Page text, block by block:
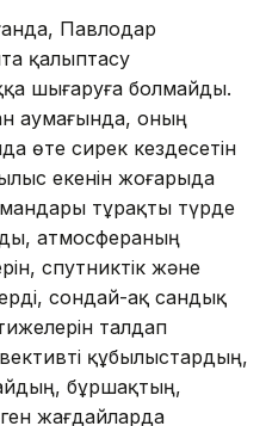
Павлодар
қалыптасу
шығаруға болмайды.
аумағында, оның
өте сирек кездесетін
екенін жоғарыда
тұрақты түрде
атмосфераның
спутниктік және
сондай-ақ сандық
талдап
құбылыстардың,
бұршақтың,
жағдайларда